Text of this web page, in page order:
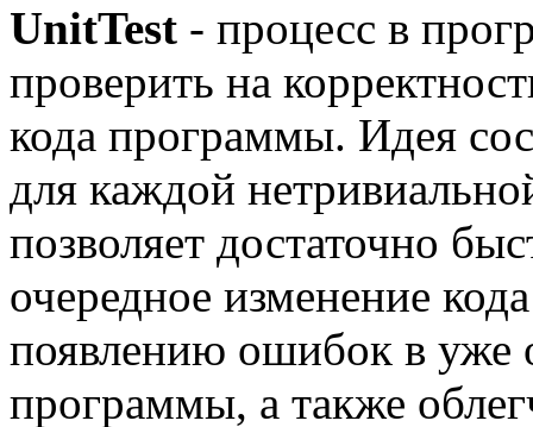
UnitTest - процесс в
проверить на
кода программы. Идея
для каждой
позволяет достаточно
очередное изменение
появлению ошибок в уже
программы, а также